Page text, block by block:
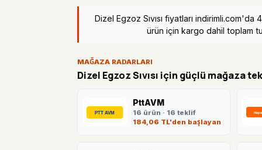
Dizel Egzoz Sıvısı fiyatları
ürün için kargo dahil toplam
MAĞAZA RADARLARI
Dizel Egzoz Sıvısı için güçlü mağaza
PttAVM
16 ürün · 16 teklif
184,06 TL'den başlayan